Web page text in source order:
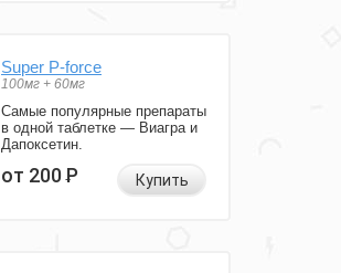
Super P-force
100мг + 60мг
Самые популярные препараты
в одной таблетке — Виагра и
Дапоксетин.
от 200Р Купить